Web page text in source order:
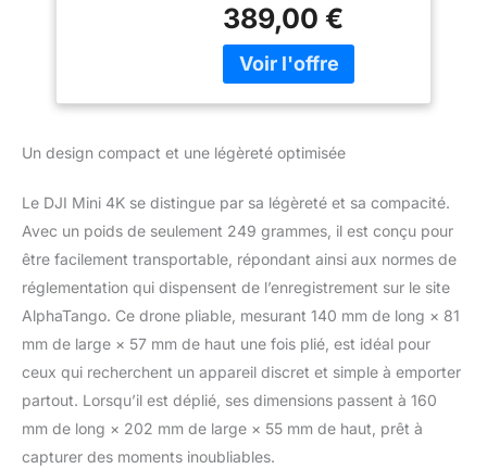
autorisé à voler dans les
catégories A1 et A3. Les
opérateurs ne sont pas
pour des images
Capturez des moments
saisissants dans toutes
les conditions de
soleil aux scènes de nuit.
La nacelle à 3 axes
garantit une stabilité
parfaite pour des
séquences dignes du
grand écran. Résistance
au vent de 38 km/h
(niveau 5) - Les moteurs
389,00 €
Un design compact et une légèreté optimisée
Le DJI Mini 4K se distingue par sa légèreté et sa compacité.
Avec un poids de seulement 249 grammes, il est conçu pour
être facilement transportable, répondant ainsi aux normes de
réglementation qui dispensent de l’enregistrement sur le site
AlphaTango. Ce drone pliable, mesurant 140 mm de long × 81
mm de large × 57 mm de haut une fois plié, est idéal pour
ceux qui recherchent un appareil discret et simple à emporter
partout. Lorsqu’il est déplié, ses dimensions passent à 160
mm de long × 202 mm de large × 55 mm de haut, prêt à
capturer des moments inoubliables.